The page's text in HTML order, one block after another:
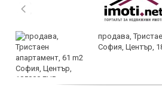
продава,
София, Център,